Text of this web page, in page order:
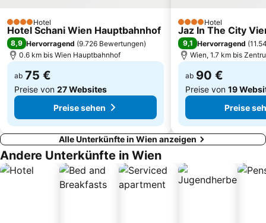
Reed Exhibitions Messe Wien Tiergarten Schönbrunn
Bahnhof Wien Hütteldorf
Akzent
4 SterneHotel
Hotel Schani Wien Hauptbahnhof
8,9 Hervorragend (9.726 Bewertungen)
0.6 km bis Wien Hauptbahnhof
ab 75 €
Preise von 27 Websites
Preise sehen
4 SterneHotel
Jaz In The City
9,1 Hervorragend (
Wien, 1.7 km bis
ab 90 €
Preise von 19
Preise
Alle Unterkünfte in Wien anzeigen
Andere Unterkünfte in Wien